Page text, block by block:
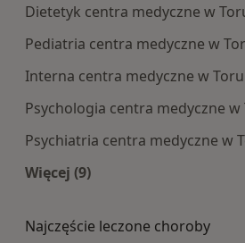
Dietetyk centra medyczne w
Pediatria centra medyczne w
Interna centra medyczne w
Psychologia centra medyczne
Psychiatria centra medyczne w
Więcej (9)
Najczęście leczone choroby